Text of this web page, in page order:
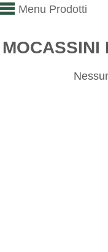
Menu Prodotti